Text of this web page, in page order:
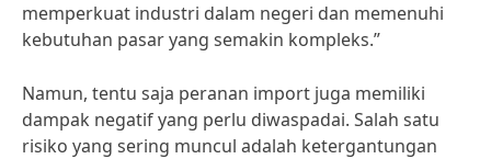
memperkuat industri dalam negeri dan memenuhi
kebutuhan pasar yang semakin kompleks.”
Namun, tentu saja peranan import juga memiliki
dampak negatif yang perlu diwaspadai. Salah satu
risiko yang sering muncul adalah ketergantungan